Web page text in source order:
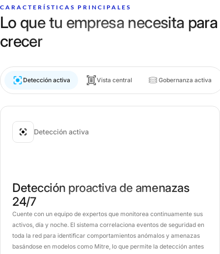
CARACTERÍSTICAS PRINCIPALES
Lo que tu empresa necesita para
crecer
Detección activa Vista central Gobernanza activa
Detección activa
Detección proactiva de amenazas
24/7
Cuente con un equipo de expertos que monitorea continuamente sus
activos, día y noche. El sistema correlaciona eventos de seguridad en
toda la red para identificar comportamientos anómalos y amenazas
basándose en modelos como Mitre, lo que permite la detección antes